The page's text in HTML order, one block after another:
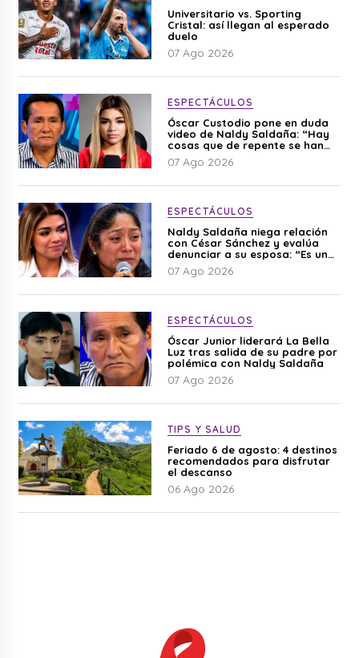
Universitario vs. Sporting
Cristal: así llegan al esperado
duelo
07 Ago 2026
ESPECTÁCULOS
Óscar Custodio pone en duda
video de Naldy Saldaña: “Hay
cosas que de repente se han
editado”
07 Ago 2026
ESPECTÁCULOS
Naldy Saldaña niega relación
con César Sánchez y evalúa
denunciar a su esposa: “Es una
difamación”
07 Ago 2026
ESPECTÁCULOS
Óscar Junior liderará La Bella
Luz tras salida de su padre por
polémica con Naldy Saldaña
07 Ago 2026
TIPS Y SALUD
Feriado 6 de agosto: 4 destinos
recomendados para disfrutar
el descanso
06 Ago 2026